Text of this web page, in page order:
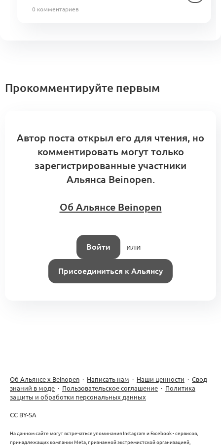
0 комментариев
Прокомментируйте первым
Автор поста открыл его для чтения, но
комментировать могут только
зарегистрированные участники
Альянса Beinopen.
Об Альянсе Beinopen
Войти или
Присоединиться к Альянсу
Об Альянсе х Beinopen · Написать нам · Наши ценности · Свод
знаний в моде · Пользовательское соглашение · Политика
защиты и обработки персональных данных
CC BY-SA
На данном сайте могут встречаться упоминания Instagram и Facebook - сервисов,
принадлежащих компании Meta, признанной экстремистской организацией,